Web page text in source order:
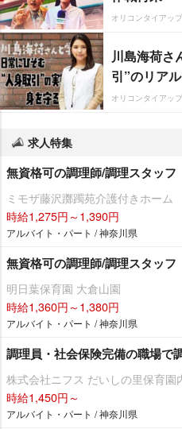
オリコンタイアッ
川島海荷さ
引”のリアル
オリコンタイアッ
求人特集
無資格可の調理師/調理スタッフ
ミモザ藤沢躑躅苑介護付きホーム
時給1,275円～1,390円
アルバイト・パート / 神奈川県
無資格可の調理師/調理スタッフ
明日葉保育園 大倉山園
時給1,360円～1,380円
アルバイト・パート / 神奈川県
調理員・社会保険完備の職場で
株式会社ニフス だいしの里保育園
時給1,450円～
アルバイト・パート / 神奈川県